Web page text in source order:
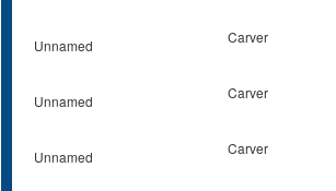
Unnamed Carver
Unnamed Carver
Unnamed Carver